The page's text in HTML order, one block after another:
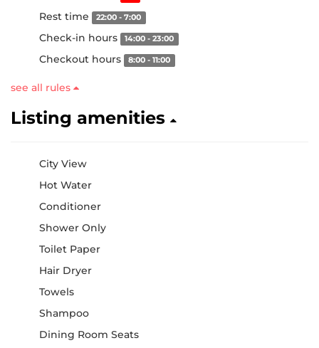
Rest time 22:00 - 7:00
Check-in hours 14:00 - 23:00
Checkout hours 8:00 - 11:00
see all rules
Listing amenities
City View
Hot Water
Conditioner
Shower Only
Toilet Paper
Hair Dryer
Towels
Shampoo
Dining Room Seats